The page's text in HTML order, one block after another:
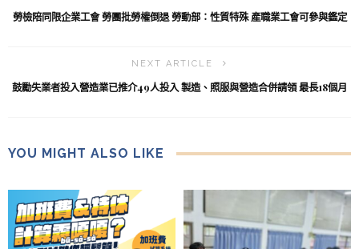
勞檢陪同限企業工會 勞團批勞權倒退 勞動部：性質特殊 產職業工會可參與鑑定
NEXT ARTICLE
鼓勵失業者投入營造業已推介49人投入 製造、照服與營造合併請領 最長18個月
YOU MIGHT ALSO LIKE